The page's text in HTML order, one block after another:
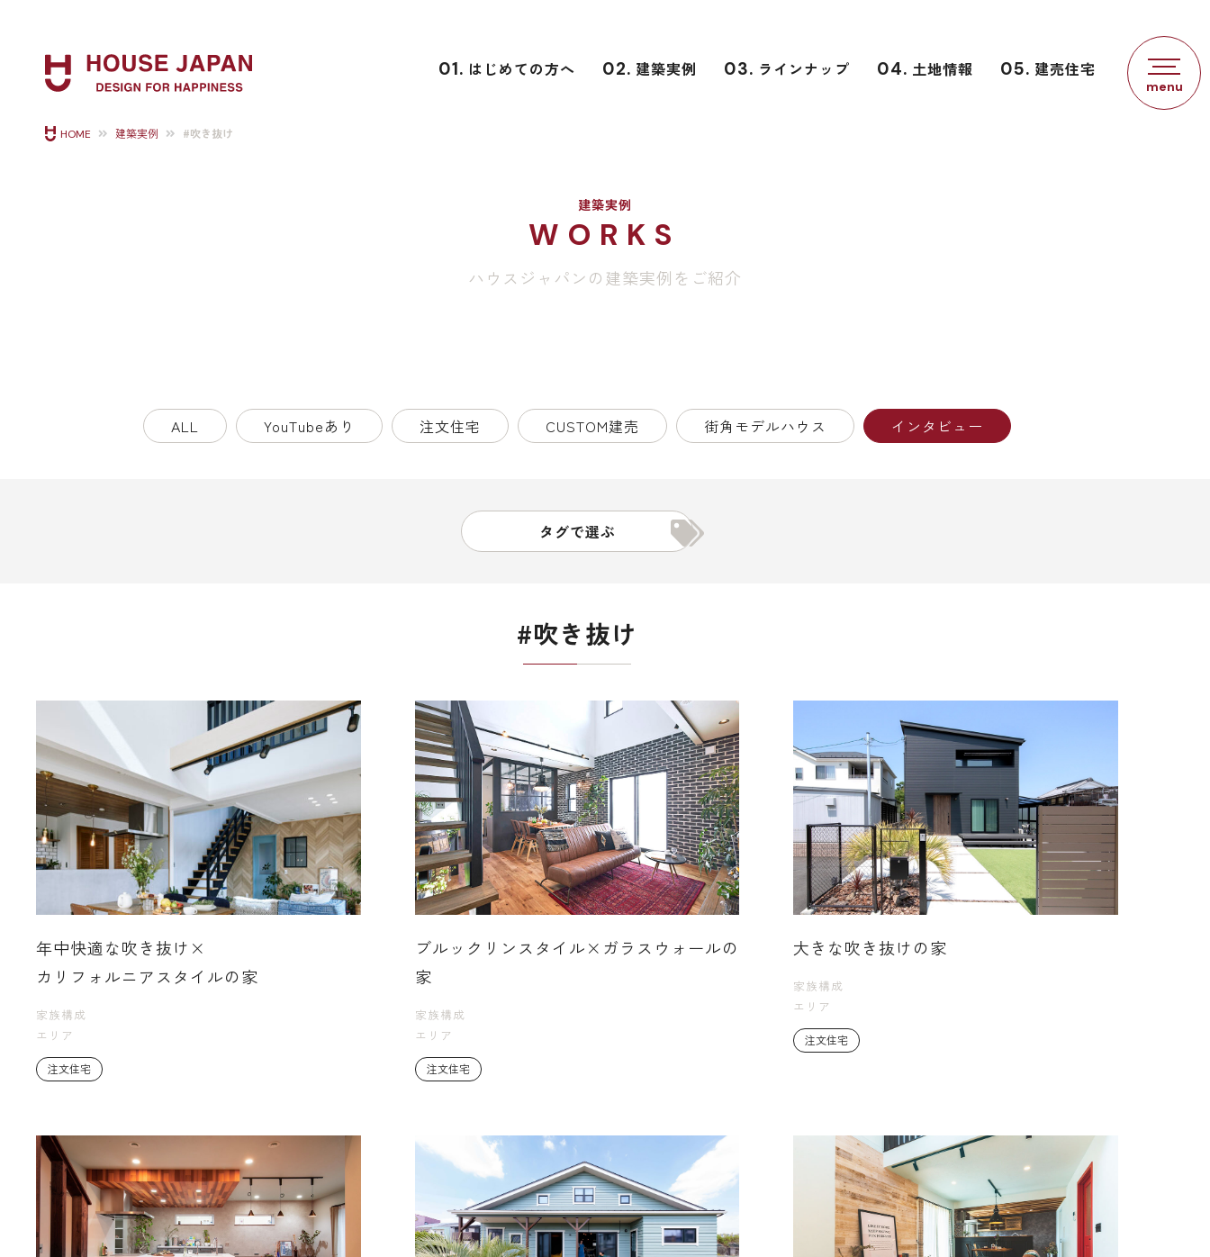
01. はじめての方へ 02. 建築実例 03. ラインナップ 04. 土地情報 05. 建売住宅
建築実例
WORKS
ハウスジャパンの建築実例をご紹介
HOME 建築実例 #吹き抜け
ALL YouTubeあり 注文住宅 CUSTOM建売 街角モデルハウス インタビュー
タグで選ぶ
#吹き抜け
年中快適な吹き抜け×
カリフォルニアスタイルの家
家族構成
エリア
注文住宅
ブルックリンスタイル×ガラスウォールの
家
家族構成
エリア
注文住宅
大きな吹き抜けの家
家族構成
エリア
注文住宅